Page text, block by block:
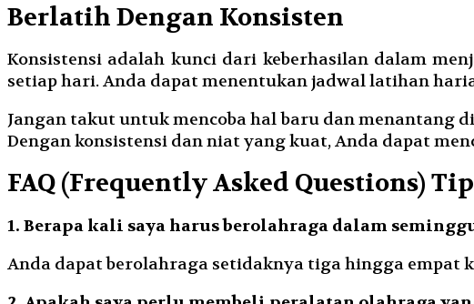
Berlatih Dengan Konsisten
Konsistensi adalah kunci dari keberhasilan dalam
setiap hari. Anda dapat menentukan jadwal latihan
Jangan takut untuk mencoba hal baru dan
Dengan konsistensi dan niat yang kuat, Anda dapat
FAQ (Frequently Asked Questions)
1. Berapa kali saya harus berolahraga dalam
Anda dapat berolahraga setidaknya tiga hingga empat